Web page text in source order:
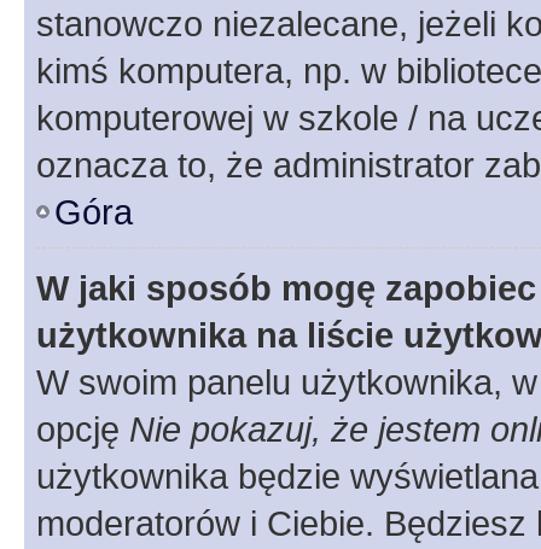
stanowczo niezalecane, jeżeli
kimś komputera, np. w
komputerowej w szkole / na
oznacza to, że administrator
Góra
W jaki sposób mogę
użytkownika na liście
W swoim panelu użytkownika,
opcję Nie pokazuj, że jestem
użytkownika będzie
moderatorów i Ciebie.